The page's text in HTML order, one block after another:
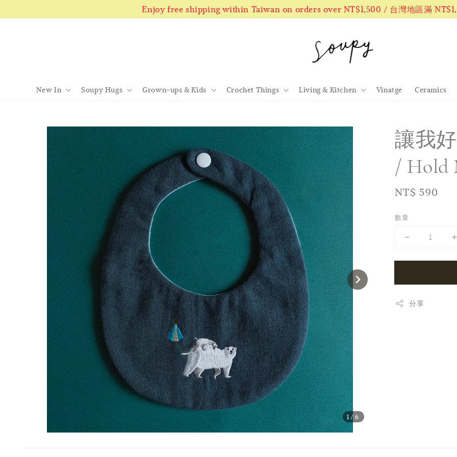
Enjoy free shipping within Taiwan on orders over NT$1,500 / 台灣地區滿
New In Soupy Hugs Grown-ups & Kids Crochet Things Living & Kitchen Vinatge Ceramics
1 /6
讓我
/ Hold
Regular
NT$ 590
數量
分享